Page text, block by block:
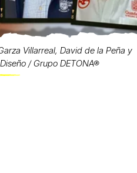
Villarreal, David de la Peña y
/ Grupo DETONA®